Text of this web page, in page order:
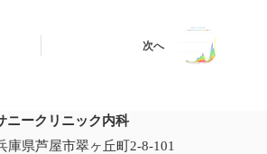
次へ
ニークリニック内科
県芦屋市翠ヶ丘町2-8-101